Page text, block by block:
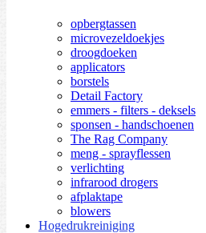
opbergtassen
microvezeldoekjes
droogdoeken
applicators
borstels
Detail Factory
emmers - filters - deksels
sponsen - handschoenen
The Rag Company
meng - sprayflessen
verlichting
infrarood drogers
afplaktape
blowers
Hogedrukreiniging